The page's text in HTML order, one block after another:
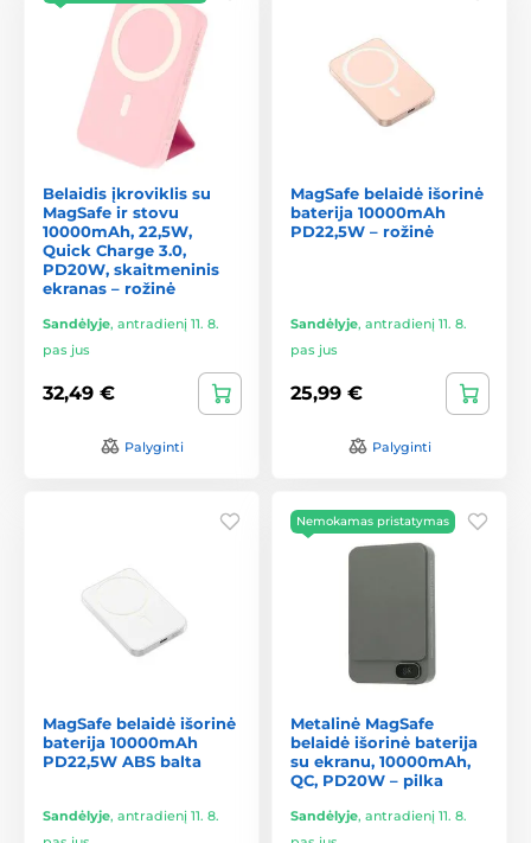
Belaidis įkroviklis su
MagSafe ir stovu
10000mAh, 22,5W,
Quick Charge 3.0,
PD20W, skaitmeninis
ekranas – rožinė
Sandėlyje, antradienį 11. 8.
pas jus
32,49 €
Palyginti
MagSafe belaidė išorinė
baterija 10000mAh
PD22,5W – rožinė
Sandėlyje, antradienį 11. 8.
pas jus
25,99 €
Palyginti
MagSafe belaidė išorinė
baterija 10000mAh
PD22,5W ABS balta
Sandėlyje, antradienį 11. 8.
Nemokamas pristatymas
Metalinė MagSafe
belaidė išorinė baterija
su ekranu, 10000mAh,
QC, PD20W – pilka
Sandėlyje, antradienį 11. 8.